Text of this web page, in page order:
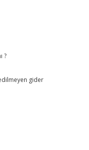
?
gider